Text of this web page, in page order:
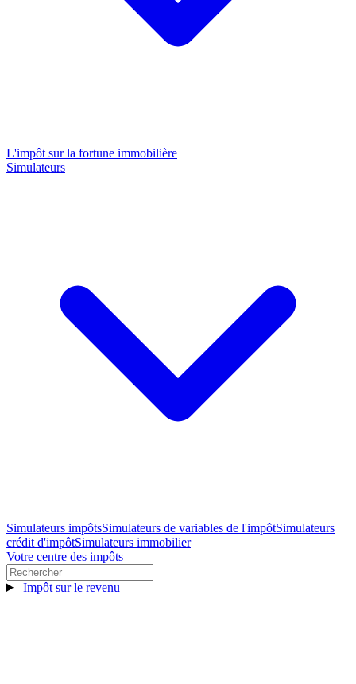
L'impôt sur la fortune immobilière
Simulateurs
Simulateurs impôtsSimulateurs de variables de l'impôtSimulateurs
crédit d'impôtSimulateurs immobilier
Votre centre des impôts
Impôt sur le revenu